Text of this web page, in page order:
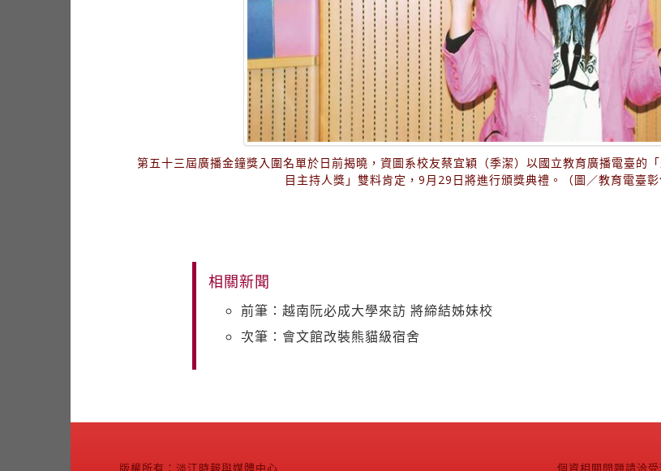
第五十三屆廣播金鐘獎入圍名單於日前揭曉，資圖系校友蔡宜穎（季潔）以國立教育廣播電臺的
目主持人獎」雙料肯定，9月29日將進行頒獎典禮。（圖／教育電臺彰
相關新聞
前筆：越南阮必成大學來訪 將締結姊妹校
次筆：會文館改裝熊貓級宿舍
版權所有：淡江時報與媒體中心 個資相關問題請洽